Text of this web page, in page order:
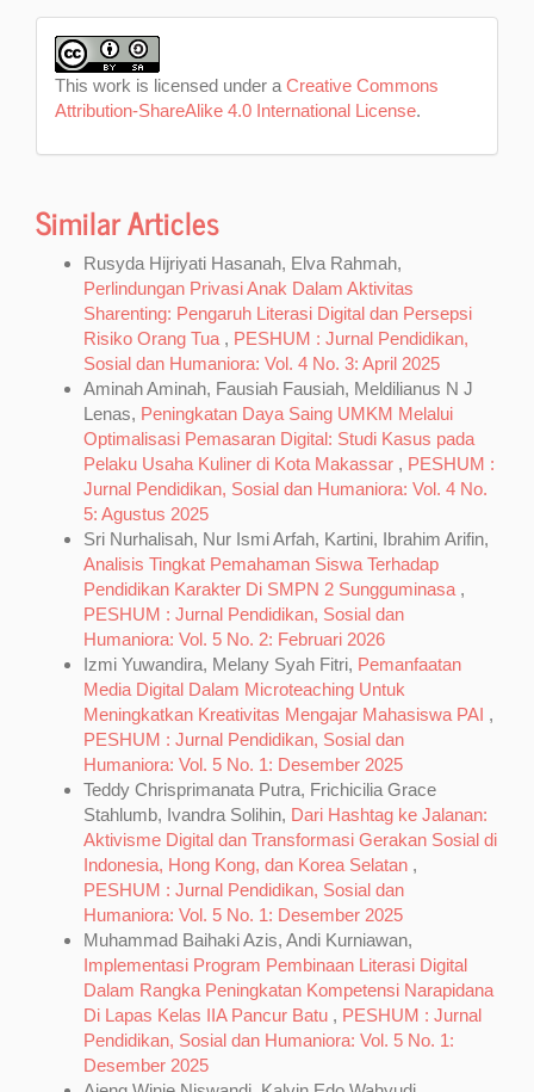
This work is licensed under a Creative Commons
Attribution-ShareAlike 4.0 International License.
Similar Articles
Rusyda Hijriyati Hasanah, Elva Rahmah,
Perlindungan Privasi Anak Dalam Aktivitas
Sharenting: Pengaruh Literasi Digital dan Persepsi
Risiko Orang Tua , PESHUM : Jurnal Pendidikan,
Sosial dan Humaniora: Vol. 4 No. 3: April 2025
Aminah Aminah, Fausiah Fausiah, Meldilianus N J
Lenas, Peningkatan Daya Saing UMKM Melalui
Optimalisasi Pemasaran Digital: Studi Kasus pada
Pelaku Usaha Kuliner di Kota Makassar , PESHUM :
Jurnal Pendidikan, Sosial dan Humaniora: Vol. 4 No.
5: Agustus 2025
Sri Nurhalisah, Nur Ismi Arfah, Kartini, Ibrahim Arifin,
Analisis Tingkat Pemahaman Siswa Terhadap
Pendidikan Karakter Di SMPN 2 Sungguminasa ,
PESHUM : Jurnal Pendidikan, Sosial dan
Humaniora: Vol. 5 No. 2: Februari 2026
Izmi Yuwandira, Melany Syah Fitri, Pemanfaatan
Media Digital Dalam Microteaching Untuk
Meningkatkan Kreativitas Mengajar Mahasiswa PAI ,
PESHUM : Jurnal Pendidikan, Sosial dan
Humaniora: Vol. 5 No. 1: Desember 2025
Teddy Chrisprimanata Putra, Frichicilia Grace
Stahlumb, Ivandra Solihin, Dari Hashtag ke Jalanan:
Aktivisme Digital dan Transformasi Gerakan Sosial di
Indonesia, Hong Kong, dan Korea Selatan ,
PESHUM : Jurnal Pendidikan, Sosial dan
Humaniora: Vol. 5 No. 1: Desember 2025
Muhammad Baihaki Azis, Andi Kurniawan,
Implementasi Program Pembinaan Literasi Digital
Dalam Rangka Peningkatan Kompetensi Narapidana
Di Lapas Kelas IIA Pancur Batu , PESHUM : Jurnal
Pendidikan, Sosial dan Humaniora: Vol. 5 No. 1:
Desember 2025